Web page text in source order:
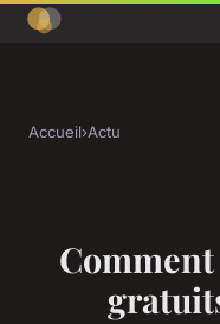
Accueil›Actu